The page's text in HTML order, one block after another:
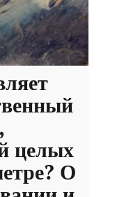
целых
О